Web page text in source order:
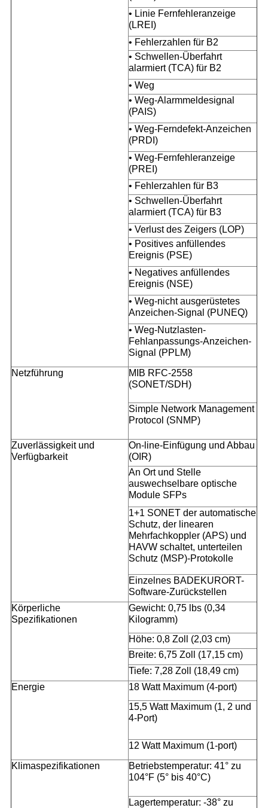
• Linie Fernfehleranzeige
(LREI)
• Fehlerzahlen für B2
• Schwellen-Überfahrt
alarmiert (TCA) für B2
• Weg
• Weg-Alarmmeldesignal
(PAIS)
• Weg-Ferndefekt-Anzeichen
(PRDI)
• Weg-Fernfehleranzeige
(PREI)
• Fehlerzahlen für B3
• Schwellen-Überfahrt
alarmiert (TCA) für B3
• Verlust des Zeigers (LOP)
• Positives anfüllendes
Ereignis (PSE)
• Negatives anfüllendes
Ereignis (NSE)
• Weg-nicht ausgerüstetes
Anzeichen-Signal (PUNEQ)
• Weg-Nutzlasten-
Fehlanpassungs-Anzeichen-
Signal (PPLM)
Netzführung
MIB RFC-2558
(SONET/SDH)
Simple Network Management
Protocol (SNMP)
Zuverlässigkeit und
Verfügbarkeit
On-line-Einfügung und Abbau
(OIR)
An Ort und Stelle
auswechselbare optische
Module SFPs
1+1 SONET der automatische
Schutz, der linearen
Mehrfachkoppler (APS) und
HAVW schaltet, unterteilen
Schutz (MSP)-Protokolle
Einzelnes BADEKURORT-
Software-Zurückstellen
Körperliche
Spezifikationen
Gewicht: 0,75 lbs (0,34
Kilogramm)
Höhe: 0,8 Zoll (2,03 cm)
Breite: 6,75 Zoll (17,15 cm)
Tiefe: 7,28 Zoll (18,49 cm)
Energie
18 Watt Maximum (4-port)
15,5 Watt Maximum (1, 2 und
4-Port)
12 Watt Maximum (1-port)
Klimaspezifikationen
Betriebstemperatur: 41° zu
104°F (5° bis 40°C)
Lagertemperatur: -38° zu